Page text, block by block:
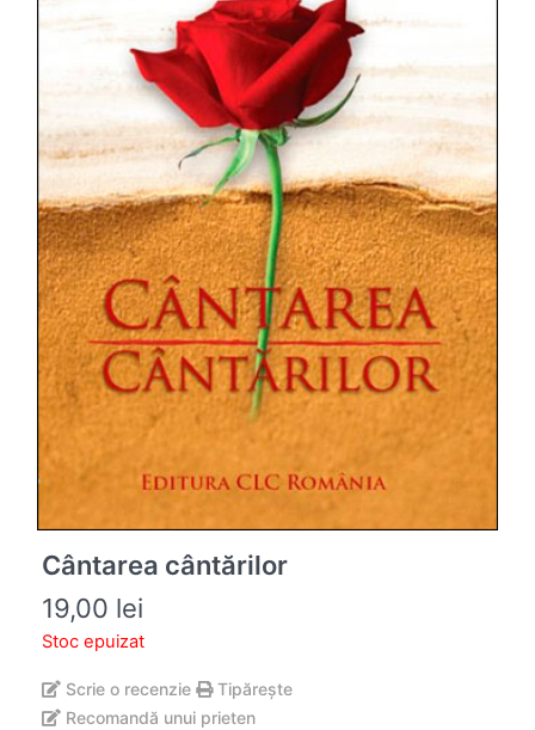
Cântarea cântărilor
19,00 lei
Stoc epuizat
Scrie o recenzie
Tipărește
Recomandă unui prieten